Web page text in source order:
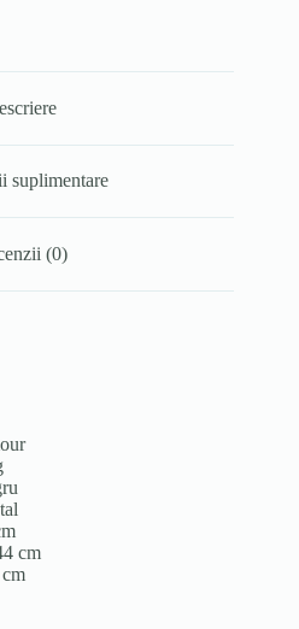
suplimentare
(0)
cm